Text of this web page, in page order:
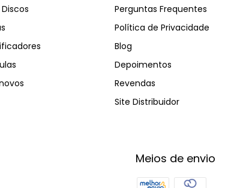
Perguntas Frequentes
Política de Privacidade
Blog
Depoimentos
Revendas
Site Distribuidor
Meios de envio